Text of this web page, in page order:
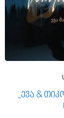
„ევა &